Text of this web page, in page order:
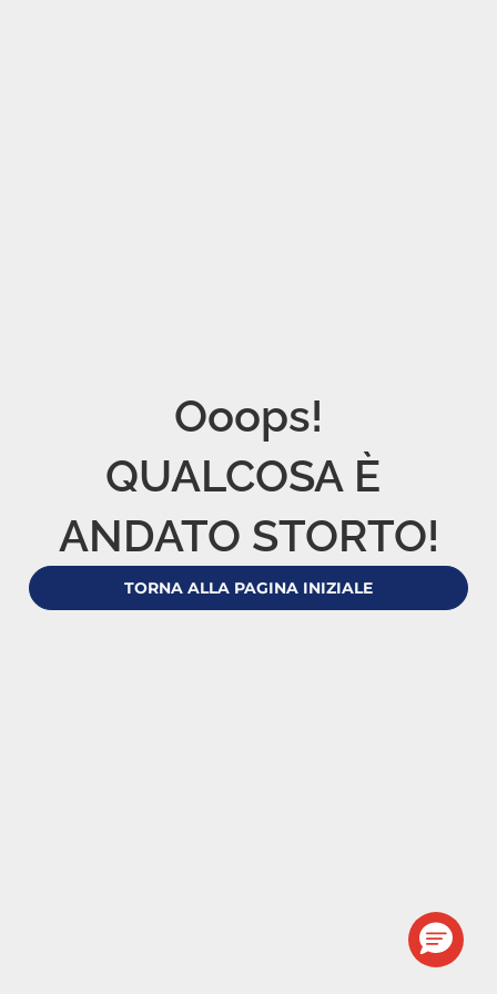
Ooops!
QUALCOSA È
ANDATO STORTO!
TORNA ALLA PAGINA INIZIALE